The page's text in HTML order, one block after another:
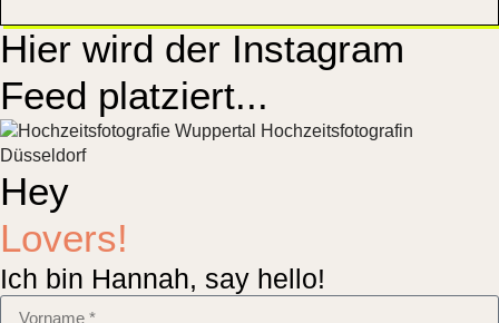
Hier wird der Instagram
Feed platziert...
Hey
Lovers!
Ich bin Hannah, say hello!